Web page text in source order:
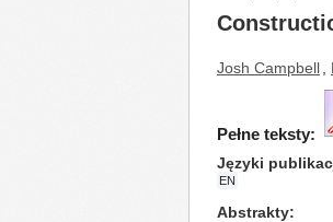
Josh Campbell
Pełne teksty:
Języki
EN
Abstrakty